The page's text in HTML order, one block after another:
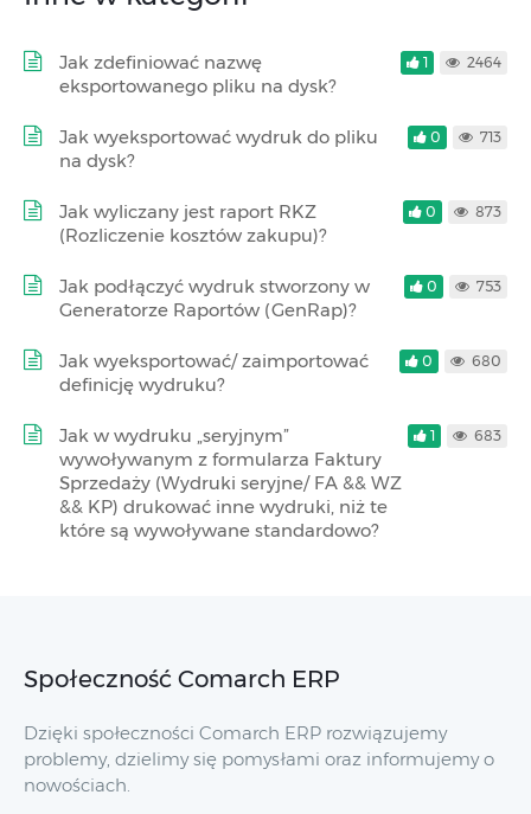
Jak zdefiniować nazwę
eksportowanego pliku na dysk?
1 2464
Jak wyeksportować wydruk do pliku
na dysk?
0 713
Jak wyliczany jest raport RKZ
(Rozliczenie kosztów zakupu)?
0 873
Jak podłączyć wydruk stworzony w
Generatorze Raportów (GenRap)?
0 753
Jak wyeksportować/ zaimportować
definicję wydruku?
0 680
Jak w wydruku „seryjnym”
wywoływanym z formularza Faktury
Sprzedaży (Wydruki seryjne/ FA && WZ
&& KP) drukować inne wydruki, niż te
które są wywoływane standardowo?
1 683
Społeczność Comarch ERP
Dzięki społeczności Comarch ERP rozwiązujemy
problemy, dzielimy się pomysłami oraz informujemy o
nowościach.